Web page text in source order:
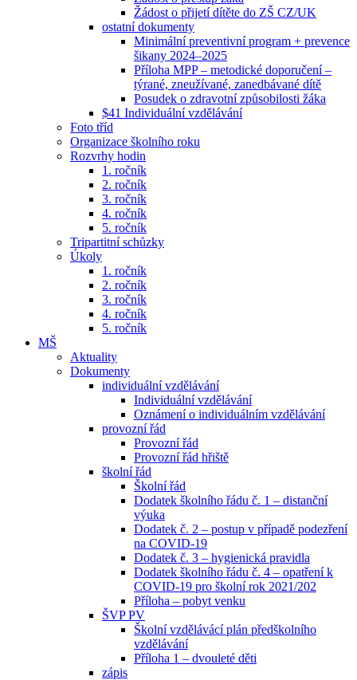
Žádost o přijetí dítěte do ZŠ CZ/UK
ostatní dokumenty
Minimální preventivní program + prevence
šikany 2024–2025
Příloha MPP – metodické doporučení –
týrané, zneužívané, zanedbávané dítě
Posudek o zdravotní způsobilosti žáka
$41 Individuální vzdělávání
Foto tříd
Organizace školního roku
Rozvrhy hodin
1. ročník
2. ročník
3. ročník
4. ročník
5. ročník
Tripartitní schůzky
Úkoly
1. ročník
2. ročník
3. ročník
4. ročník
5. ročník
MŠ
Aktuality
Dokumenty
individuální vzdělávání
Individuální vzdělávání
Oznámení o individuálním vzdělávání
provozní řád
Provozní řád
Provozní řád hřiště
školní řád
Školní řád
Dodatek školního řádu č. 1 – distanční
výuka
Dodatek č. 2 – postup v případě podezření
na COVID-19
Dodatek č. 3 – hygienická pravidla
Dodatek školního řádu č. 4 – opatření k
COVID-19 pro školní rok 2021/202
Příloha – pobyt venku
ŠVP PV
Školní vzdělávácí plán předškolního
vzdělávání
Příloha 1 – dvouleté děti
zápis